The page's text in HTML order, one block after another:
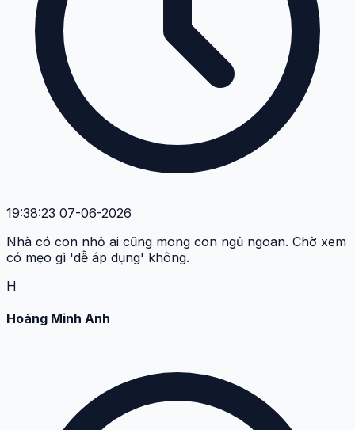
19:38:23 07-06-2026
Nhà có con nhỏ ai cũng mong con ngủ ngoan. Chờ xem
có mẹo gì 'dễ áp dụng' không.
H
Hoàng Minh Anh